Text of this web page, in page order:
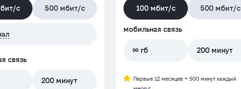
с 500 мбит/с
связь
200 минут
100 мбит/с 500 мбит/с
мобильная связь
∞ гб 200 минут
Первые 12 месяцев + 500 минут каждый